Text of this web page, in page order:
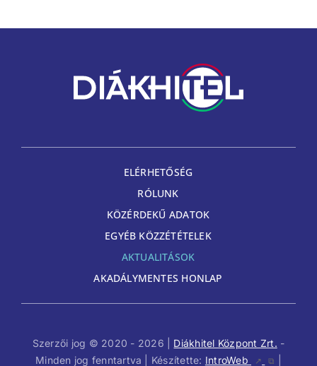
ELÉRHETŐSÉG
RÓLUNK
KÖZÉRDEKŰ ADATOK
EGYÉB KÖZZÉTÉTELEK
AKTUALITÁSOK
AKADÁLYMENTES HONLAP
Szerzői jog © 2020 - 2026 | Diákhitel Központ Zrt. -
Minden jog fenntartva | Készítette: IntroWeb ↗ ⧉